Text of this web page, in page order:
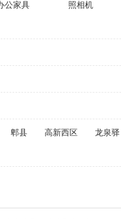
公家具 照相机
郫县 高新西区 龙泉驿